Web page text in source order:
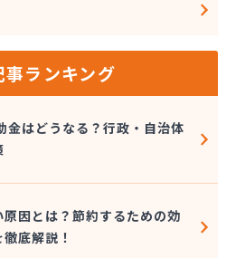
サービス
事ランキング
金はどうなる？行政・自治体
原因とは？節約するための効
底解説！